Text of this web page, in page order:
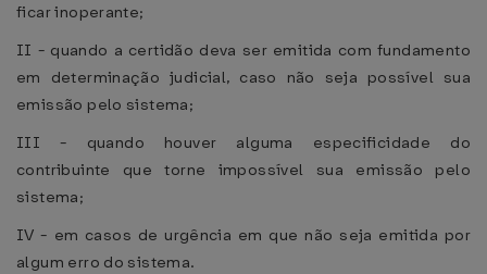
ficar inoperante;
II - quando a certidão deva ser emitida com fundamento
em determinação judicial, caso não seja possível sua
emissão pelo sistema;
III - quando houver alguma especificidade do
contribuinte que torne impossível sua emissão pelo
sistema;
IV - em casos de urgência em que não seja emitida por
algum erro do sistema.